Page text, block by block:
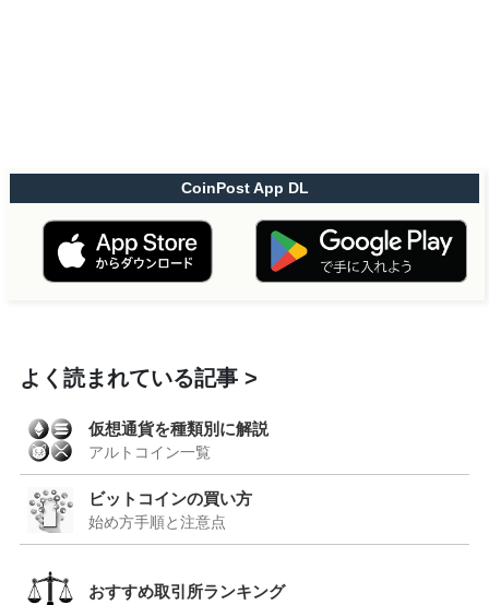
CoinPost App DL
よく読まれている記事
仮想通貨を種類別に解説
アルトコイン一覧
ビットコインの買い方
始め方手順と注意点
おすすめ取引所ランキング